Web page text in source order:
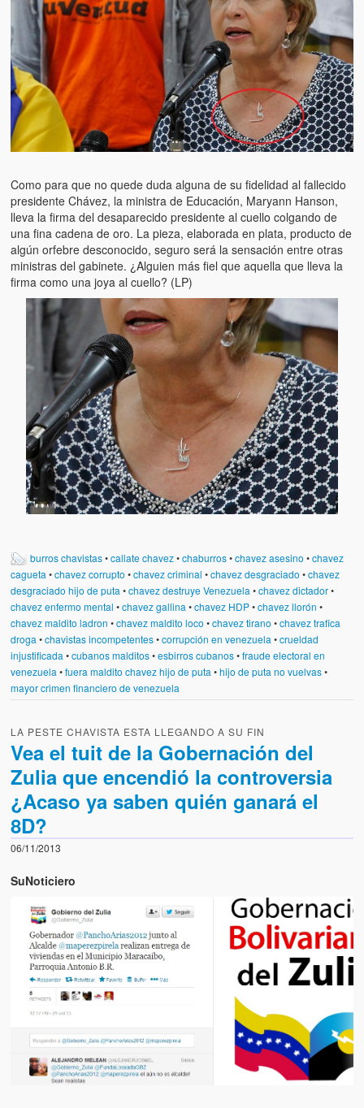
Como para que no quede duda alguna de su fidelidad al fallecido
presidente Chávez, la ministra de Educación, Maryann Hanson,
lleva la firma del desaparecido presidente al cuello colgando de
una fina cadena de oro. La pieza, elaborada en plata, producto de
algún orfebre desconocido, seguro será la sensación entre otras
ministras del gabinete. ¿Alguien más fiel que aquella que lleva la
firma como una joya al cuello? (LP)
burros chavistas•callate chavez•chaburros•chavez asesino •chavez
cagueta •chavez corrupto •chavez criminal •chavez desgraciado •chavez
desgraciado hijo de puta •chavez destruye Venezuela •chavez dictador•
chavez enfermo mental •chavez gallina •chavez HDP•chavez llorón •
chavez maldito ladron •chavez maldito loco •chavez tirano •chavez trafica
droga •chavistas incompetentes•corrupción en venezuela •crueldad
injustificada •cubanos malditos•esbirros cubanos•fraude electoral en
venezuela •fuera maldito chavez hijo de puta •hijo de puta no vuelvas•
mayor crimen financiero de venezuela
LA PESTE CHAVISTA ESTA LLEGANDO A SU FIN
Vea el tuit de la Gobernación del
Zulia que encendió la controversia
¿Acaso ya saben quién ganará el
8D?
06/11/2013
SuNoticiero